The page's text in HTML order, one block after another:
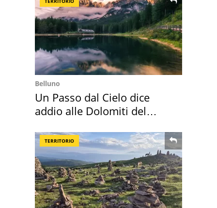
Belluno
Un Passo dal Cielo dice
addio alle Dolomiti del
TERRITORIO